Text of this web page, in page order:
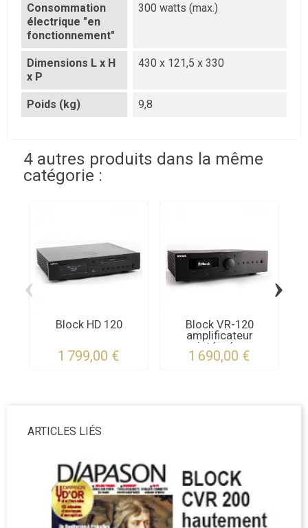
Consommation
électrique "en
fonctionnement"
300 watts (max.)
Dimensions L x H
x P
430 x 121,5 x 330
Poids (kg) 9,8
4 autres produits dans la même
catégorie :
Block HD 120
1 799,00 €
Block VR-120
amplificateur
intégré...
1 690,00 €
‹ ›
ARTICLES LIÉS